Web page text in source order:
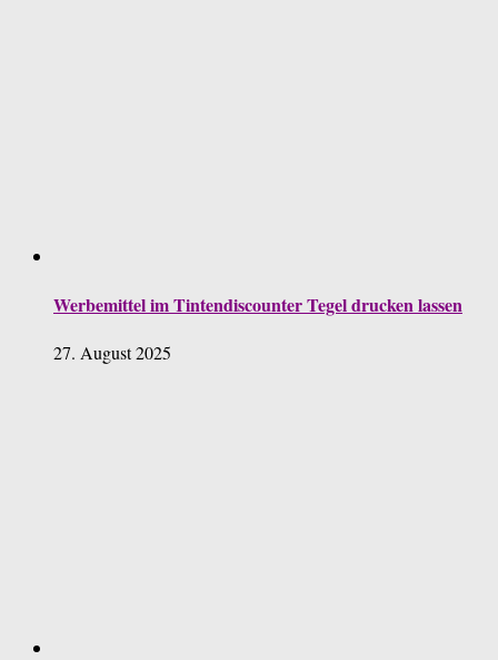
Werbemittel im Tintendiscounter Tegel drucken lassen
27. August 2025